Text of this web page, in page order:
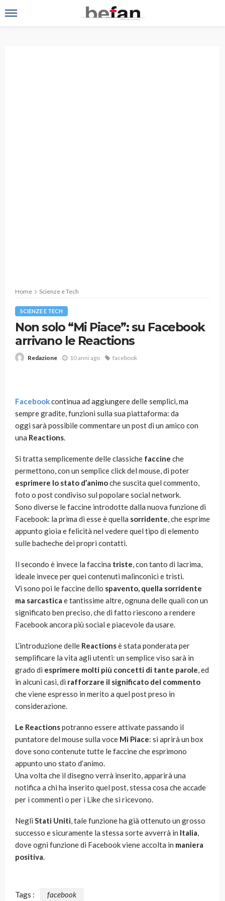
Home Scienze e Tech
SCIENZE E TECH
Non solo “Mi Piace”: su Facebook
arrivano le Reactions
Redazione 10 anni ago facebook
Facebookcontinua ad aggiungere delle semplici, ma
sempre gradite, funzioni sulla sua piattaforma: da
oggi sarà possibile commentare un post di un amico con
una Reactions.
Si tratta semplicemente delle classiche faccine che
permettono, con un semplice click del mouse, di poter
esprimere lo stato d’animoche suscita quel commento,
foto o post condiviso sul popolare social network.
Sono diverse le faccine introdotte dalla nuova funzione di
Facebook: la prima di esse è quella sorridente, che esprime
appunto gioia e felicità nel vedere quel tipo di elemento
sulle bacheche dei propri contatti.
Il secondo è invece la faccina triste, con tanto di lacrima,
ideale invece per quei contenuti malinconici e tristi.
Vi sono poi le faccine dello spavento, quella sorridente
ma sarcastica e tantissime altre, ognuna delle quali con un
significato ben preciso, che di fatto riescono a rendere
Facebook ancora più social e piacevole da usare.
L’introduzione delle Reactionsè stata ponderata per
semplificare la vita agli utenti: un semplice viso sarà in
grado di esprimere molti più concetti di tante parole, ed
in alcuni casi, di rafforzare il significato del commento
che viene espresso in merito a quel post preso in
considerazione.
Le Reactionspotranno essere attivate passando il
puntatore del mouse sulla voce Mi Piace: si aprirà un box
dove sono contenute tutte le faccine che esprimono
appunto uno stato d’animo.
Una volta che il disegno verrà inserito, apparirà una
notifica a chi ha inserito quel post, stessa cosa che accade
per i commenti o per i Like che si ricevono.
Negli Stati Uniti, tale funzione ha già ottenuto un grosso
successo e sicuramente la stessa sorte avverrà in Italia,
dove ogni funzione di Facebook viene accolta in maniera
positiva.
Tags : facebook